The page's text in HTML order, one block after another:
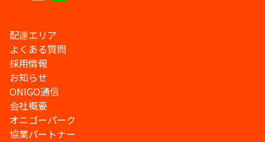
配達エリア
よくある質問
採用情報
お知らせ
ONIGO通信
会社概要
オニゴーパーク
協業パートナー